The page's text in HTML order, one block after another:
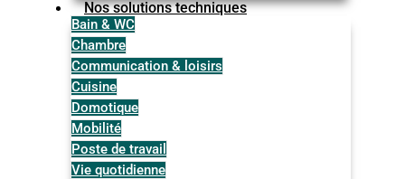
Nos solutions techniques
Bain & WC
Chambre
Communication & loisirs
Cuisine
Domotique
Mobilité
Poste de travail
Vie quotidienne